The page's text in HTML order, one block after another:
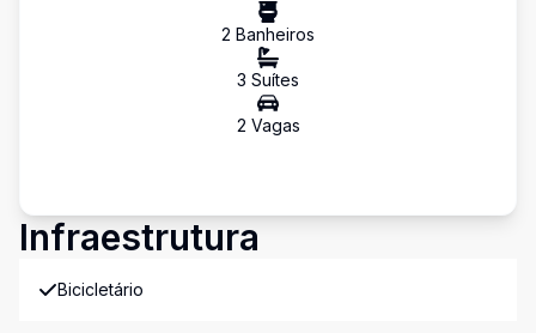
2 Banheiros
3 Suítes
2 Vagas
Infraestrutura
Bicicletário